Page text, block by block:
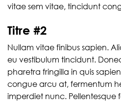
vitae sem vitae, tincidunt
Titre #2
Nullam vitae finibus sapien.
eu vestibulum tincidunt.
pharetra fringilla in quis
congue arcu at, fermentum
imperdiet nunc. Pellentesque